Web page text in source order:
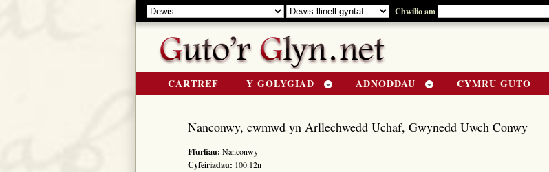
Chwilio am
CARTREF Y GOLYGIAD ADNODDAU CYMRU GUTO
Nanconwy, cwmwd yn Arllechwedd Uchaf, Gwynedd Uwch Conwy
Ffurfiau: Nanconwy
Cyfeiriadau: 100.12n